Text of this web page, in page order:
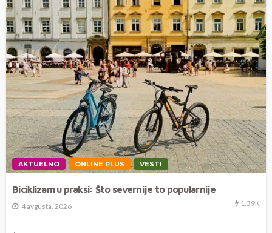
AKTUELNO ONLINE PLUS VESTI
Biciklizam u praksi: Što severnije to popularnije
4 avgusta, 2026 1.39K